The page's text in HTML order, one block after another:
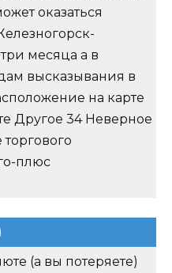
оказаться
месяца а в
высказывания в
на карте
Другое 34 Неверное
плюс
(а вы потеряете)